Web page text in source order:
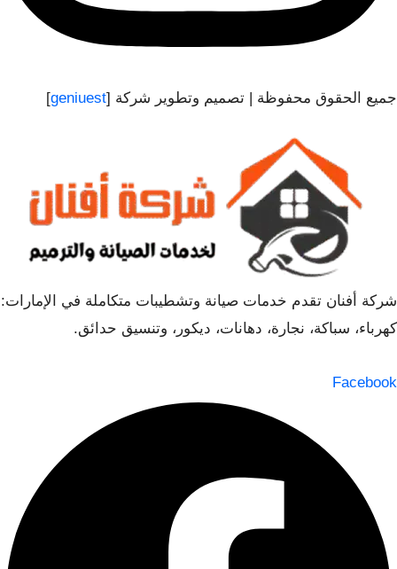
جميع الحقوق محفوظة | تصميم وتطوير شركة [geniuest
]
شركة أفنان تقدم خدمات صيانة وتشطيبات متكاملة في الإمارات:
كهرباء، سباكة، نجارة، دهانات، ديكور، وتنسيق حدائق.
Facebook